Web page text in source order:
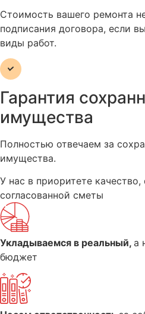
Стоимость вашего ремонта
подписания договора, если
виды работ.
Гарантия
имущества
Полностью отвечаем за
имущества.
У нас в приоритете
согласованной сметы
Укладываемся в реальный, а
бюджет